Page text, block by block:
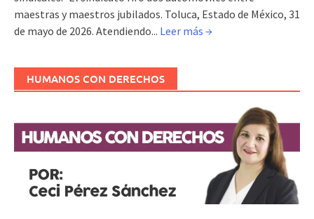
maestras y maestros jubilados. Toluca, Estado de México, 31
de mayo de 2026. Atendiendo... Leer más →
HUMANOS CON DERECHOS